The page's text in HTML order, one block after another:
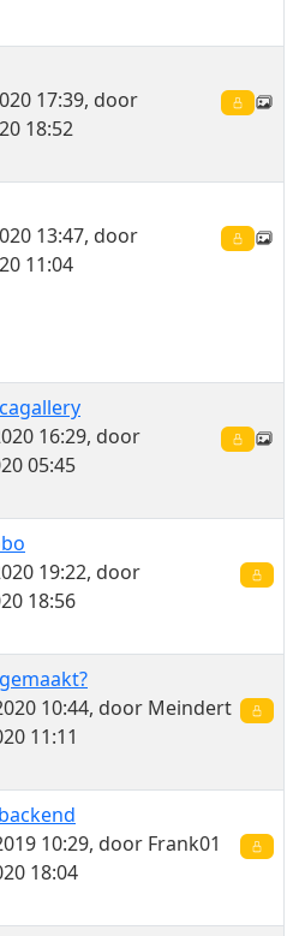
17:39, door
18:52
13:47, door
11:04
16:29, door
05:45
19:22, door
18:56
10:44, door Meindert
11:11
10:29, door Frank01
18:04